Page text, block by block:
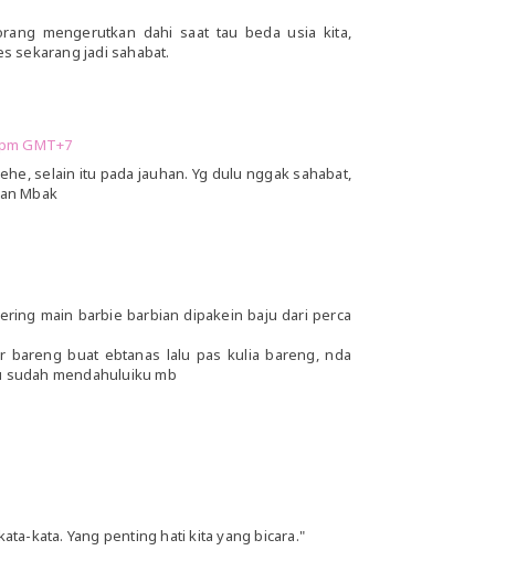
mengerutkan dahi saat tau beda usia kita,
sekarang jadi sahabat.
GMT+7
selain itu pada jauhan. Yg dulu nggak sahabat,
Mbak
main barbie barbian dipakein baju dari perca
bareng buat ebtanas lalu pas kulia bareng, nda
sudah mendahuluiku mb
kata. Yang penting hati kita yang bicara."